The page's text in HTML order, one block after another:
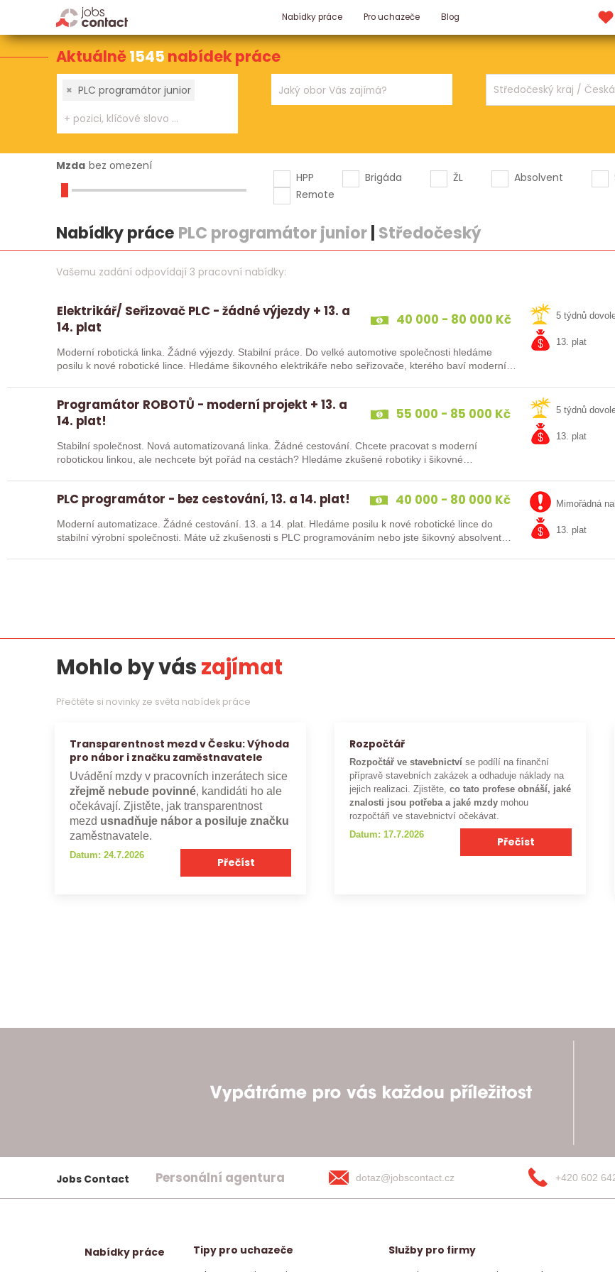
Nabídky práce Pro uchazeče Blog
Aktuálně1545 nabídek práce
× PLC programátor junior
Mzda bez omezení
HPP
Brigáda ŽL Absolvent
Remote
Nabídky práce PLC programátor junior| Středočeský
Vašemu zadání odpovídají 3 pracovní nabídky:
Elektrikář/ Seřizovač PLC - žádné výjezdy + 13. a
14. plat
40 000 - 80 000 Kč
Moderní robotická linka. Žádné výjezdy. Stabilní práce. Do velké automotive společnosti hledáme
posilu k nové robotické lince. Hledáme šikovného elektrikáře nebo seřizovače, kterého baví moderní…
5 týdnů
13. plat
Programátor ROBOTŮ - moderní projekt + 13. a
14. plat!
55 000 - 85 000 Kč
Stabilní společnost. Nová automatizovaná linka. Žádné cestování. Chcete pracovat s moderní
robotickou linkou, ale nechcete být pořád na cestách? Hledáme zkušené robotiky i šikovné
5 týdnů
13. plat
PLC programátor - bez cestování, 13. a 14. plat! 40 000 - 80 000 Kč
Moderní automatizace. Žádné cestování. 13. a 14. plat. Hledáme posilu k nové robotické lince do
stabilní výrobní společnosti. Máte už zkušenosti s PLC programováním nebo jste šikovný absolvent…
Mimořádná
13. plat
Mohlo by vászajímat
Přečtěte si novinky ze světa nabídek práce
Transparentnost mezd v Česku: Výhoda
pro nábor i značku zaměstnavatele
Uvádění mzdy v pracovních inzerátech sice
zřejmě nebude povinné, kandidáti ho ale
očekávají. Zjistěte, jak transparentnost
mezd usnadňuje nábor a posiluje značku
zaměstnavatele.
Datum: 24.7.2026
Přečíst
Rozpočtář
Rozpočtář ve stavebnictví se podílí na finanční
přípravě stavebních zakázek a odhaduje náklady na
jejich realizaci. Zjistěte,co tato profese obnáší, jaké
znalosti jsou potřeba a jaké mzdy mohou
rozpočtáři ve stavebnictví očekávat.
Datum: 17.7.2026
Přečíst
Jobs Contact Personální agentura dotaz@jobscontact.cz +420 602
Nabídky práce
Tipy pro uchazeče
Služby pro firmy